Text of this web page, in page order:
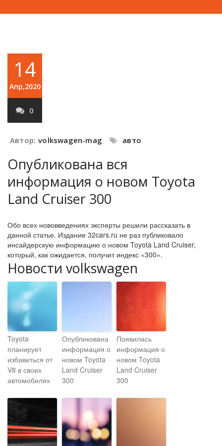
14
Апр,2020
0
Автор: volkswagen-mag авто
Опубликована вся
информация о новом Toyota
Land Cruiser 300
Обо всех нововведениях эксперты решили рассказать в
данной статье. Издание 32cars.ru не раз публиковало
инсайдерскую информацию о новом Toyota Land Cruiser,
который, как ожидается, получит индекс «300».
Новости volkswagen
Toyota
планирует
избавиться от
V8 в своих
автомобилях
Опубликована
информация о
новом Toyota
Land Cruiser
300
Появилась
информация о
новом Toyota
Land Cruiser
300